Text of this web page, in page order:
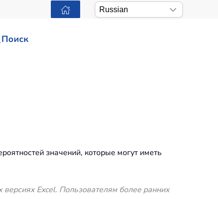
Поиск
значений, которые могут иметь
Excel. Пользователям более ранних